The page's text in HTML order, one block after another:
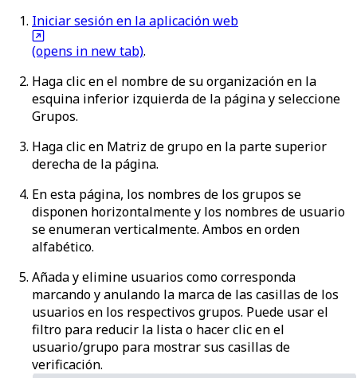
Iniciar sesión en la aplicación web
(opens in new tab).
Haga clic en el nombre de su organización en la
esquina inferior izquierda de la página y seleccione
Grupos.
Haga clic en Matriz de grupoen la parte superior
derecha de la página.
En esta página, los nombres de los grupos se
disponen horizontalmente y los nombres de usuario
se enumeran verticalmente. Ambos en orden
alfabético.
Añada y elimine usuarios como corresponda
marcando y anulando la marca de las casillas de los
usuarios en los respectivos grupos. Puede usar el
filtro para reducir la lista o hacer clic en el
usuario/grupo para mostrar sus casillas de
verificación.